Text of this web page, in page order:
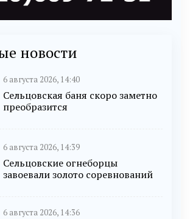
новости
6 августа 2026, 14:40
Сельцовская баня скоро заметно
преобразится
6 августа 2026, 14:39
Сельцовские огнеборцы
завоевали золото соревнований
6 августа 2026, 14:36